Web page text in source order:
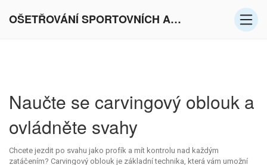
OŠETŘOVÁNÍ SPORTOVNÍCH AKTIVIT V EVROPĚ
Naučte se carvingový oblouk a
ovládněte svahy
Chcete jezdit po svahu jako profík a mít kontrolu nad každým
zatáčením? Carvingový oblouk je základní technika, která vám umožní